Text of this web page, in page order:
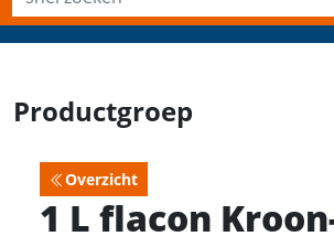
Productgroep
Overzicht
1 L flacon